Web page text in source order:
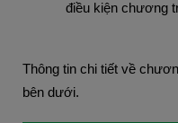
điều kiện chương
Thông tin chi tiết về
bên dưới.